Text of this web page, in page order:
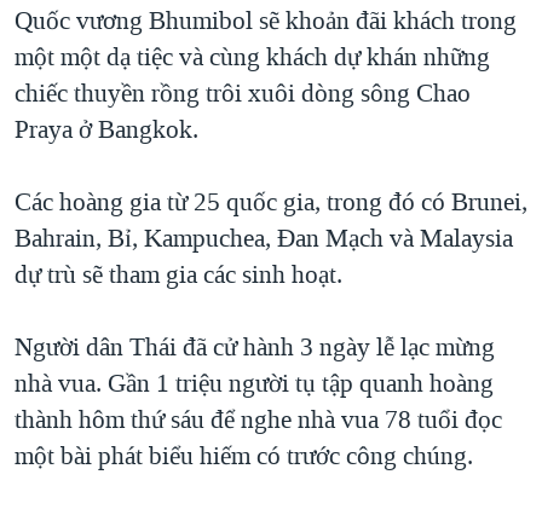
THỂ THAO
GIÁO DỤC
GROUND ZERO – XƯA VÀ NAY
CHI PHÍ CHIẾN TRANH AFGHANISTAN
CÁC GIÁ TRỊ CỘNG HÒA Ở VIỆT NAM
THƯỢNG ĐỈNH TRUMP-KIM TẠI VIỆT NAM
NGƯ DÂN VIỆT VÀ LÀN SÓNG TRỘM HẢI SÂM
BÊN KIA QUỐC LỘ: TIẾNG VỌNG TỪ NÔNG THÔN MỸ
Quốc vương Bhumibol sẽ khoản đãi khách trong
một một dạ tiệc và cùng khách dự khán những
chiếc thuyền rồng trôi xuôi dòng sông Chao
Praya ở Bangkok.
Các hoàng gia từ 25 quốc gia, trong đó có Brunei,
Bahrain, Bỉ, Kampuchea, Đan Mạch và Malaysia
dự trù sẽ tham gia các sinh hoạt.
Người dân Thái đã cử hành 3 ngày lễ lạc mừng
nhà vua. Gần 1 triệu người tụ tập quanh hoàng
thành hôm thứ sáu để nghe nhà vua 78 tuổi đọc
một bài phát biểu hiếm có trước công chúng.